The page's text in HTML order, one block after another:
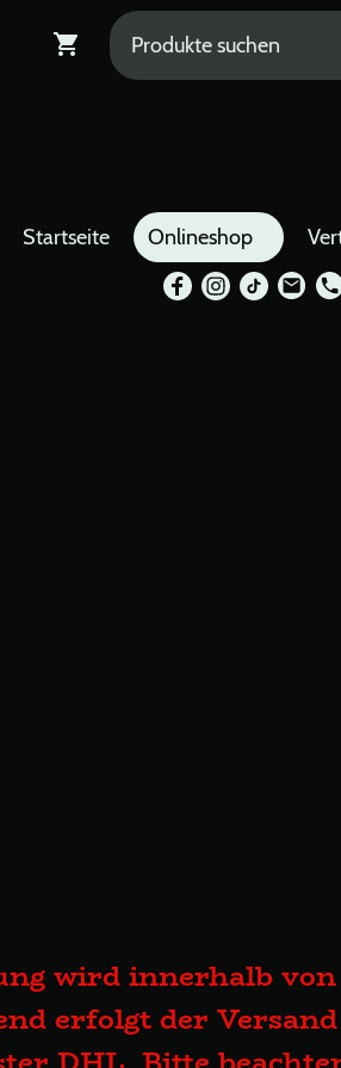
Startseite Onlineshop
wird innerhalb von
erfolgt der